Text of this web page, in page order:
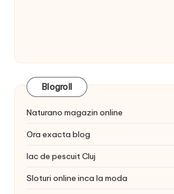
Blogroll
Naturano magazin online
Ora exacta blog
lac de pescuit Cluj
Sloturi online inca la moda